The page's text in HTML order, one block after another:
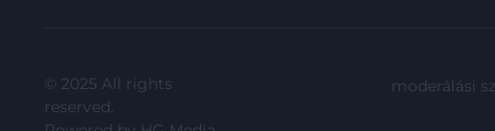
© 2025 All rights
reserved.
moderálási